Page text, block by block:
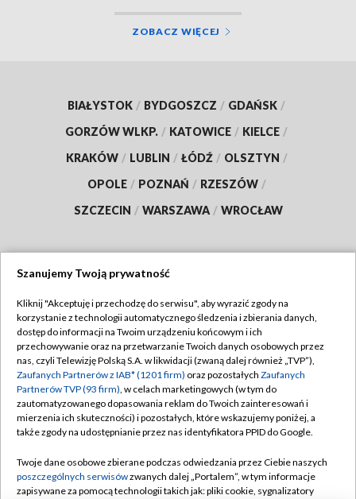
ZOBACZ WIĘCEJ
BIAŁYSTOK / BYDGOSZCZ / GDAŃSK /
GORZÓW WLKP. / KATOWICE / KIELCE /
KRAKÓW / LUBLIN / ŁÓDŹ / OLSZTYN /
OPOLE / POZNAŃ / RZESZÓW /
SZCZECIN / WARSZAWA / WROCŁAW
TVP
Abonament TVP
Emisja w TVP
Centrum informacji TVP
Naziemna Telewizja Cyfrowa
Rada Programowa
Regulamin TVP
Polityka prywatności
Moje zgody
Pomoc
Kontakt
Szanujemy Twoją prywatność
Kliknij "Akceptuję i przechodzę do serwisu", aby wyrazić zgody na
korzystanie z technologii automatycznego śledzenia i zbierania danych,
dostęp do informacji na Twoim urządzeniu końcowym i ich
przechowywanie oraz na przetwarzanie Twoich danych osobowych przez
nas, czyli Telewizję Polską S.A. w likwidacji (zwaną dalej również „TVP”),
Zaufanych Partnerów z IAB* (1201 firm) oraz pozostałych Zaufanych
Partnerów TVP (93 firm), w celach marketingowych (w tym do
zautomatyzowanego dopasowania reklam do Twoich zainteresowań i
mierzenia ich skuteczności) i pozostałych, które wskazujemy poniżej, a
także zgody na udostępnianie przez nas identyfikatora PPID do Google.
Twoje dane osobowe zbierane podczas odwiedzania przez Ciebie naszych
poszczególnych serwisówzwanych dalej „Portalem”, w tym informacje
zapisywane za pomocą technologii takich jak: pliki cookie, sygnalizatory